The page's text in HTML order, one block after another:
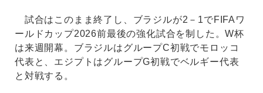
試合はこのまま終了し、ブラジルが2－1でFIFAワ
ールドカップ2026前最後の強化試合を制した。W杯
は来週開幕。ブラジルはグループC初戦でモロッコ
代表と、エジプトはグループG初戦でベルギー代表
と対戦する。